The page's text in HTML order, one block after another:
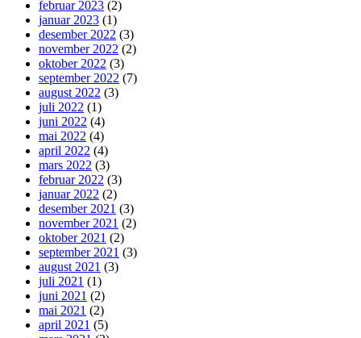
februar 2023 (2)
januar 2023 (1)
desember 2022 (3)
november 2022 (2)
oktober 2022 (3)
september 2022 (7)
august 2022 (3)
juli 2022 (1)
juni 2022 (4)
mai 2022 (4)
april 2022 (4)
mars 2022 (3)
februar 2022 (3)
januar 2022 (2)
desember 2021 (3)
november 2021 (2)
oktober 2021 (2)
september 2021 (3)
august 2021 (3)
juli 2021 (1)
juni 2021 (2)
mai 2021 (2)
april 2021 (5)